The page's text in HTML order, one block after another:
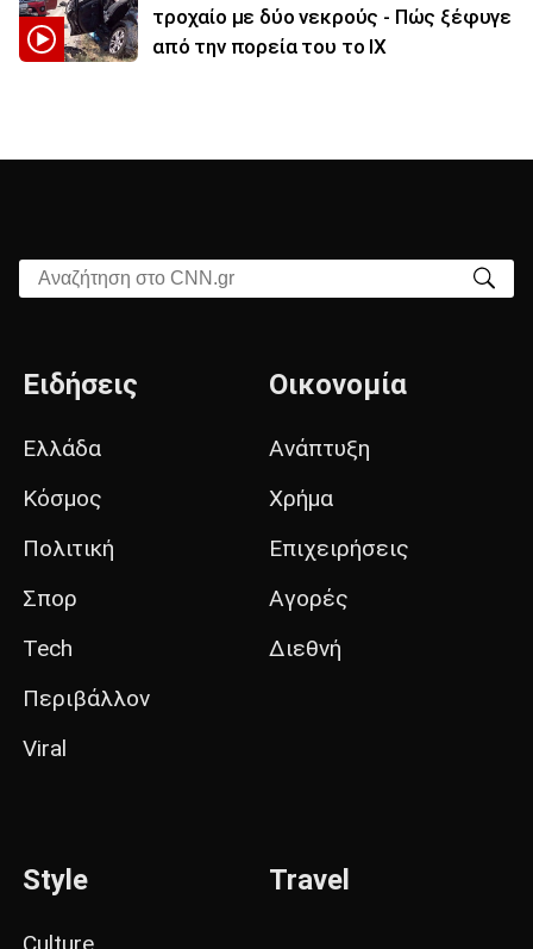
τροχαίο με δύο νεκρούς - Πώς ξέφυγε
από την πορεία του το ΙΧ
Αναζήτηση στο CNN.gr
Ειδήσεις
Ελλάδα
Κόσμος
Πολιτική
Σπορ
Tech
Περιβάλλον
Viral
Οικονομία
Ανάπτυξη
Χρήμα
Επιχειρήσεις
Αγορές
Διεθνή
Style
Culture
Travel